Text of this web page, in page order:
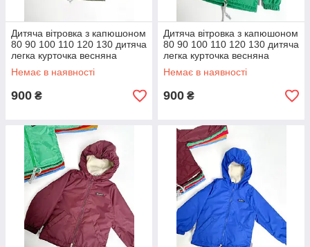
Дитяча вітровка з капюшоном
80 90 100 110 120 130 дитяча
легка курточка весняна
осінка
Немає в наявності
900 ₴
Дитяча вітровка з капюшоном
80 90 100 110 120 130 дитяча
легка курточка весняна
осінка
Немає в наявності
900 ₴